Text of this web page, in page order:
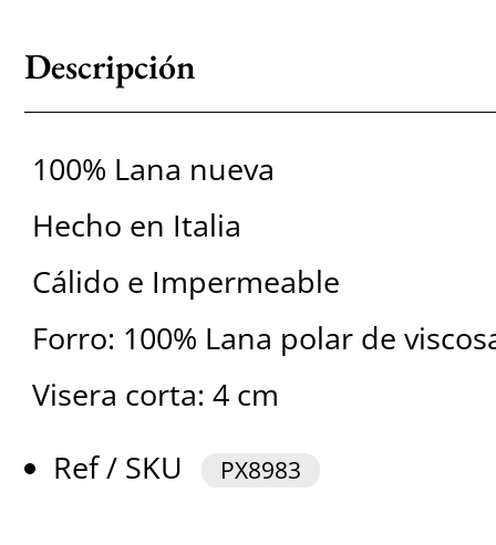
Descripción
100% Lana nueva
Hecho en Italia
Cálido e Impermeable
Forro: 100% Lana polar de
Visera corta: 4 cm
Ref / SKU
PX8983